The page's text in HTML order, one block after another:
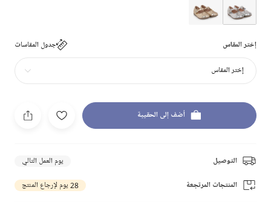
إختر المقاس جدول المقاسات
إختر المقاس
أضف إلى الحقيبة
التوصيل يوم العمل التالي
المنتجات المرتجعة 28 يوم لإرجاع المنتج